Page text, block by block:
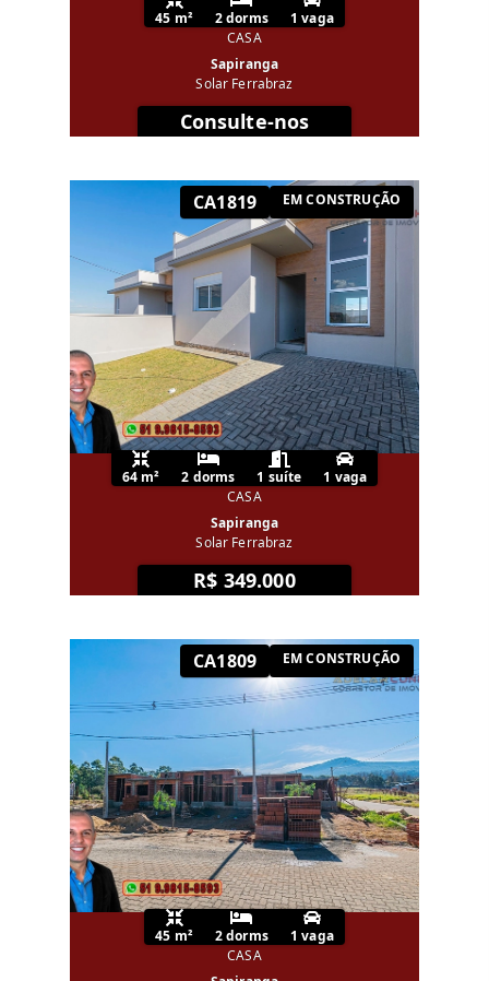
45 m² 2 dorms
1 vaga
CASA
Sapiranga
Solar Ferrabraz
Consulte-nos
CA1819 EM CONSTRUÇÃO
64 m² 2 dorms 1 suíte
1 vaga
CASA
Sapiranga
Solar Ferrabraz
R$ 349.000
CA1809 EM CONSTRUÇÃO
45 m² 2 dorms
1 vaga
CASA